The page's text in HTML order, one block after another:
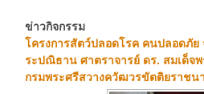
ข่าวกิจกรรม
โครงการสัตว์ปลอดโรค คนปลอดภั
ระปณิธาน ศาตราจารย์ ดร. สมเด็จพ
กรมพระศรีสวางควัฒวรขัตติยราชน